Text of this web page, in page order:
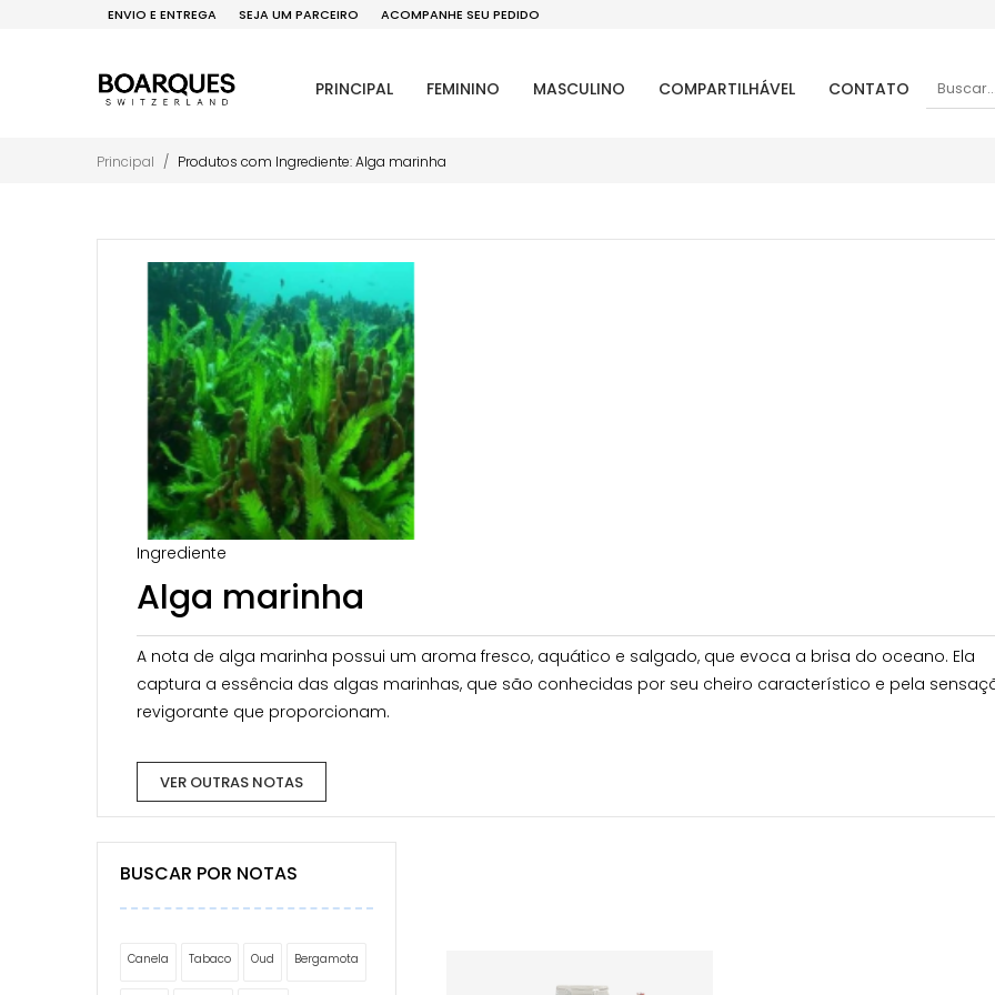
ENVIO E ENTREGA SEJA UM PARCEIRO ACOMPANHE SEU PEDIDO
PRINCIPAL FEMININO MASCULINO COMPARTILHÁVEL CONTATO
Principal Produtos com Ingrediente: Alga marinha
Ingrediente
Alga marinha
A nota de alga marinha possui um aroma fresco, aquático e salgado, que evoca a brisa do oceano. Ela
captura a essência das algas marinhas, que são conhecidas por seu cheiro característico e pela
revigorante que proporcionam.
VER OUTRAS NOTAS
BUSCAR POR NOTAS
Canela Tabaco Oud Bergamota